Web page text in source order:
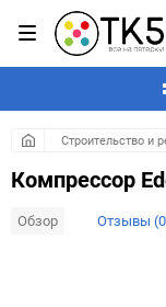
Строительство и
Компрессор
Обзор Отзывы